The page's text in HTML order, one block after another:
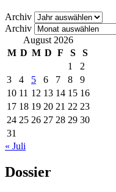
Archiv
Archiv
August 2026
M D M D F S
S
1
2
3
4 5 6 7 8
9
10 11 12 13 14 15 16
17 18 19 20 21 22 23
24 25 26 27 28 29 30
31
« Juli
Dossier